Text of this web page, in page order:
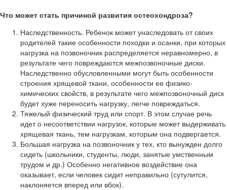
Что может стать причиной развития остеохондроза?
Наследственность. Ребенок может унаследовать от своих
родителей такие особенности походки и осанки, при которых
нагрузка на позвоночник распределяется неравномерно, в
результате чего повреждаются межпозвоночные диски.
Наследственно обусловленными могут быть особенности
строения хрящевой ткани, особенности ее физико-
химических свойств, в результате чего межпозвоночный диск
будет хуже переносить нагрузку, легче повреждаться.
Тяжелый физический труд или спорт. В этом случае речь
идет о несоответствии нагрузок, которые может выдерживать
хрящевая ткань, тем нагрузкам, которым она подвергается.
Большая нагрузка на позвоночник у тех, кто вынужден долго
сидеть (школьники, студенты, люди, занятые умственным
трудом и др.) Особенно негативное воздействие она
оказывает, если человек сидит неправильно (сутулится,
наклоняется вперед или вбок).